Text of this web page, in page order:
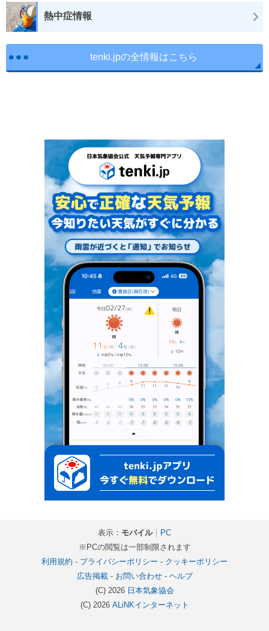
熱中症情報
tenki.jpの全情報はこちら
表示： モバイル｜ PC
※PCの閲覧は一部制限されます
利用規約 - プライバシーポリシー - クッキーポリシー
広告掲載- お問い合わせ- ヘルプ
(C) 2026 日本気象協会
(C) 2026 ALiNKインターネット